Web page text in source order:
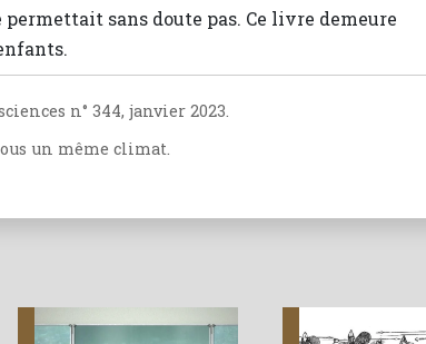
sans doute pas. Ce livre demeure
n° 344, janvier 2023.
un même climat.